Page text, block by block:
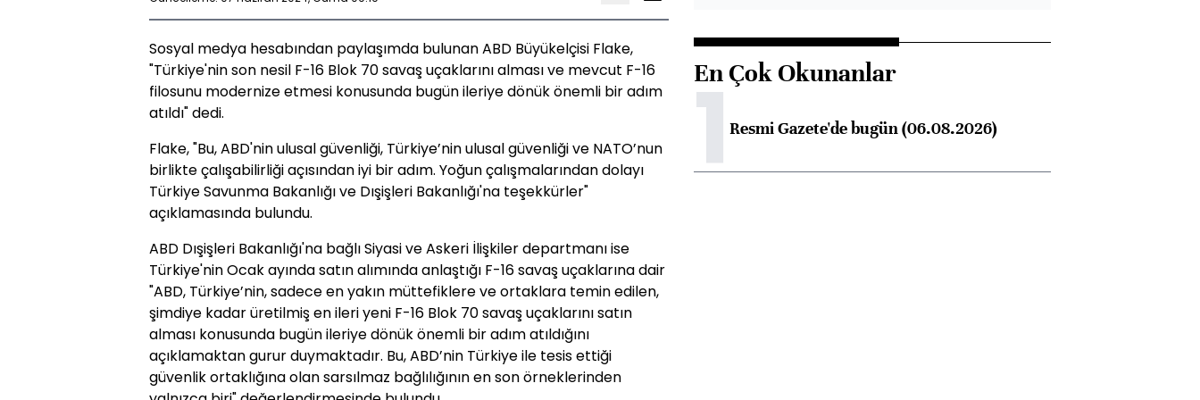
Sosyal medya hesabından paylaşımda bulunan ABD Büyükelçisi Flake,
"Türkiye'nin son nesil F-16 Blok 70 savaş uçaklarını alması ve mevcut F-16
filosunu modernize etmesi konusunda bugün ileriye dönük önemli bir adım
atıldı" dedi.
Flake, "Bu, ABD'nin ulusal güvenliği, Türkiye’nin ulusal güvenliği ve NATO’nun
birlikte çalışabilirliği açısından iyi bir adım. Yoğun çalışmalarından dolayı
Türkiye Savunma Bakanlığı ve Dışişleri Bakanlığı'na teşekkürler"
açıklamasında bulundu.
ABD Dışişleri Bakanlığı'na bağlı Siyasi ve Askeri İlişkiler departmanı ise
Türkiye'nin Ocak ayında satın alımında anlaştığı F-16 savaş uçaklarına dair
"ABD, Türkiye’nin, sadece en yakın müttefiklere ve ortaklara temin edilen,
şimdiye kadar üretilmiş en ileri yeni F-16 Blok 70 savaş uçaklarını satın
alması konusunda bugün ileriye dönük önemli bir adım atıldığını
açıklamaktan gurur duymaktadır. Bu, ABD’nin Türkiye ile tesis ettiği
güvenlik ortaklığına olan sarsılmaz bağlılığının en son örneklerinden
En Çok Okunanlar
1Resmi Gazete'de bugün (06.08.2026)